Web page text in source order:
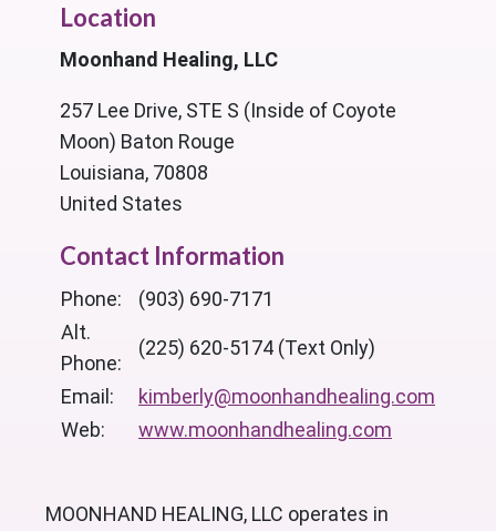
Location
Moonhand Healing, LLC
257 Lee Drive, STE S (Inside of Coyote
Moon) Baton Rouge
Louisiana, 70808
United States
Contact Information
Phone:
(903) 690-7171
Alt.
Phone:
(225) 620-5174 (Text Only)
Email:
kimberly@moonhandhealing.com
Web:
www.moonhandhealing.com
MOONHAND HEALING, LLC operates in